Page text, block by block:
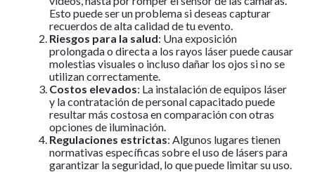
Esto puede ser un problema si deseas capturar
recuerdos de alta calidad de tu evento.
Riesgos para la salud: Una exposición
prolongada o directa a los rayos láser puede causar
molestias visuales o incluso dañar los ojos si no se
utilizan correctamente.
Costos elevados: La instalación de equipos láser
y la contratación de personal capacitado puede
resultar más costosa en comparación con otras
opciones de iluminación.
Regulaciones estrictas: Algunos lugares tienen
normativas específicas sobre el uso de lásers para
garantizar la seguridad, lo que puede limitar su uso.